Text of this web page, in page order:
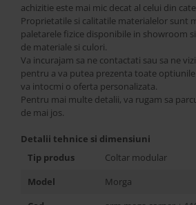
achizitie este mai mic decat al celui din
Proprietatile si calitatile materialelor sunt
paletarele fizice disponibile in showroom
de materiale si culori.
Va incurajam sa ne contactati sau sa ne
pentru a va putea prezenta toate
va intocmi o oferta personalizata.
Pentru mai multe detalii, va rugam sa
de mai jos.
Detalii tehnice si dimensiuni
Tip produs
Coltar modular
Model
Morga